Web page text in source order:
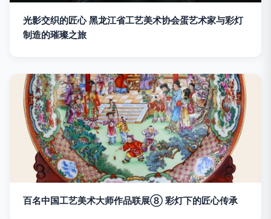
光影交织的匠心 黑龙江省工艺美术协会蛋艺术家与彩灯
制造的璀璨之旅
百名中国工艺美术大师作品联展⑧ 彩灯下的匠心传承